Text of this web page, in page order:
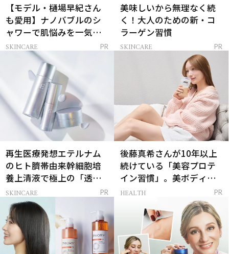
【モデル・樋場早紀さん
も愛用】ナノバブルのシ
ャワーで肌悩みを一気に
解決
SKINCARE PR
美味しいから無理なく続
く！大人のための新・コ
ラーゲン習慣
SKINCARE PR
再生医療発想エテルナム
のヒト臍帯由来幹細胞培
養上清液で極上の「透明
感ハリ肌」へ
SKINCARE PR
後藤真希さんが10年以上
続けている「美容プロテ
イン習慣」。美ボディを
支える朝ルーティンと
HEALTH PR